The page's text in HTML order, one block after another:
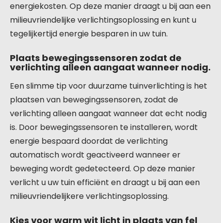
energiekosten. Op deze manier draagt u bij aan een
milieuvriendelijke verlichtingsoplossing en kunt u
tegelijkertijd energie besparen in uw tuin.
Plaats bewegingssensoren zodat de
verlichting alleen aangaat wanneer nodig.
Een slimme tip voor duurzame tuinverlichting is het
plaatsen van bewegingssensoren, zodat de
verlichting alleen aangaat wanneer dat echt nodig
is. Door bewegingssensoren te installeren, wordt
energie bespaard doordat de verlichting
automatisch wordt geactiveerd wanneer er
beweging wordt gedetecteerd. Op deze manier
verlicht u uw tuin efficiënt en draagt u bij aan een
milieuvriendelijkere verlichtingsoplossing.
Kies voor warm wit licht in plaats van fel